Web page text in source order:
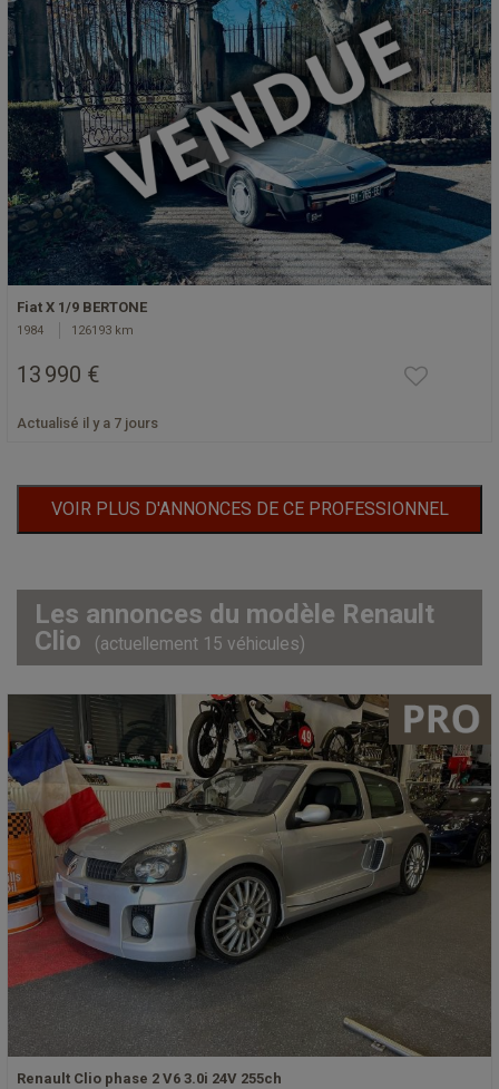
Fiat X 1/9 BERTONE
1984 126193 km
13 990 €
Actualisé il y a 7 jours
VOIR PLUS D'ANNONCES DE CE PROFESSIONNEL
Les annonces du modèle Renault
Clio
(actuellement 15 véhicules)
Renault Clio phase 2 V6 3.0i 24V 255ch